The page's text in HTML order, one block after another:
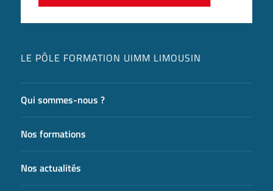
LE PÔLE FORMATION UIMM LIMOUSIN
Qui sommes-nous ?
Nos formations
Nos actualités